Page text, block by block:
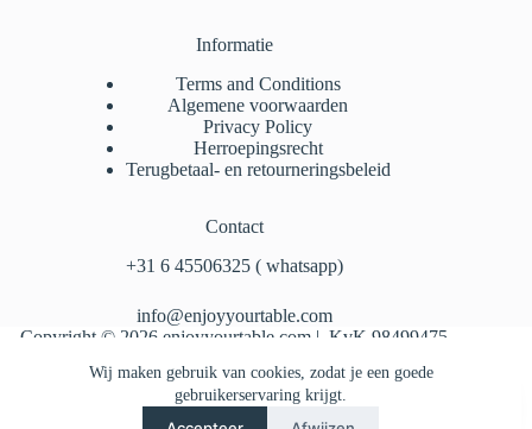
Wij maken gebruik van cookies, zodat je een goede
gebruikerservaring krijgt.
Informatie
Terms and Conditions
Algemene voorwaarden
Privacy Policy
Herroepingsrecht
Terugbetaal- en retourneringsbeleid
Contact
‪+31 6 45506325‬ ( whatsapp)
info@enjoyyourtable.com
Copyright © 2026 enjoyyourtable.com | KvK 98499475